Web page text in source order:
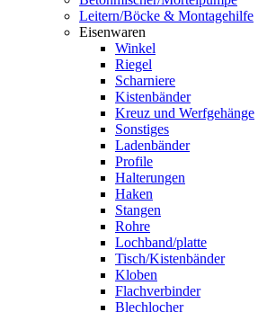
Leitern/Böcke & Montagehilfe
Eisenwaren
Winkel
Riegel
Scharniere
Kistenbänder
Kreuz und Werfgehänge
Sonstiges
Ladenbänder
Profile
Halterungen
Haken
Stangen
Rohre
Lochband/platte
Tisch/Kistenbänder
Kloben
Flachverbinder
Blechlocher